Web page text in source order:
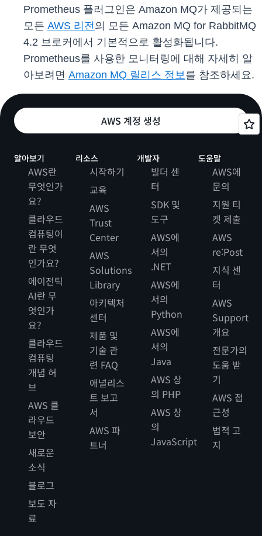
Prometheus 플러그인은 Amazon MQ가 제공되는
모든 AWS 리전의 모든 Amazon MQ for RabbitMQ
4.2 브로커에서 기본적으로 활성화됩니다.
Prometheus를 사용한 모니터링에 대해 자세히 알
아보려면 Amazon MQ 릴리스 정보를 참조하세요.
AWS 계정 생성
알아보기
AWS란
무엇인가
요?
클라우드
컴퓨팅이
란 무엇
인가요?
에이전틱
AI란 무
엇인가
요?
클라우드
컴퓨팅
개념 허
브
AWS 클
라우드
보안
새로운
소식
블로그
보도 자
료
리소스
시작하기
교육
AWS
Trust
Center
AWS
Solutions
Library
아키텍처
센터
제품 및
기술 관
련 FAQ
애널리스
트 보고
서
AWS 파
트너
개발자
빌더 센
터
SDK 및
도구
AWS에
서의
.NET
AWS에
서의
Python
AWS에
서의
Java
AWS 상
의 PHP
AWS 상
의
JavaScript
도움말
AWS에
문의
지원 티
켓 제출
AWS
re:Post
지식 센
터
AWS
Support
개요
전문가의
도움 받
기
AWS 접
근성
법적 고
지